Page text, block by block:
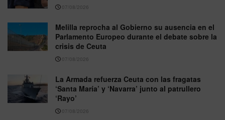
07/08/2026
Melilla reprocha al Gobierno su ausencia en el
Parlamento Europeo durante el debate sobre la
crisis de Ceuta
07/08/2026
La Armada refuerza Ceuta con las fragatas
‘Santa María’ y ‘Navarra’ junto al patrullero
‘Rayo’
07/08/2026